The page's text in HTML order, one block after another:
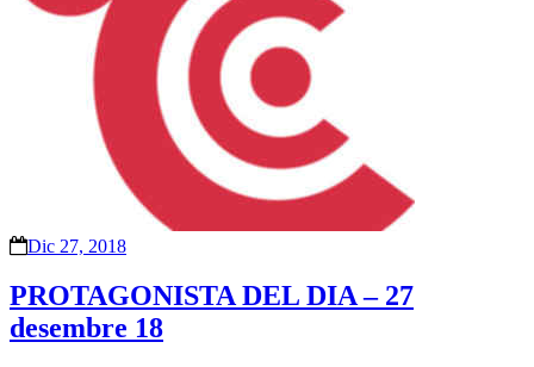
Dic 27, 2018
PROTAGONISTA DEL DIA – 27
desembre 18